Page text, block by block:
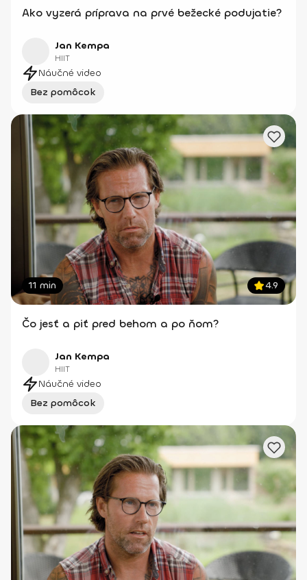
Ako vyzerá príprava na prvé bežecké podujatie?
Jan Kempa
HIIT
Náučné video
Bez pomôcok
11 min 4.9
Čo jesť a piť pred behom a po ňom?
Jan Kempa
HIIT
Náučné video
Bez pomôcok